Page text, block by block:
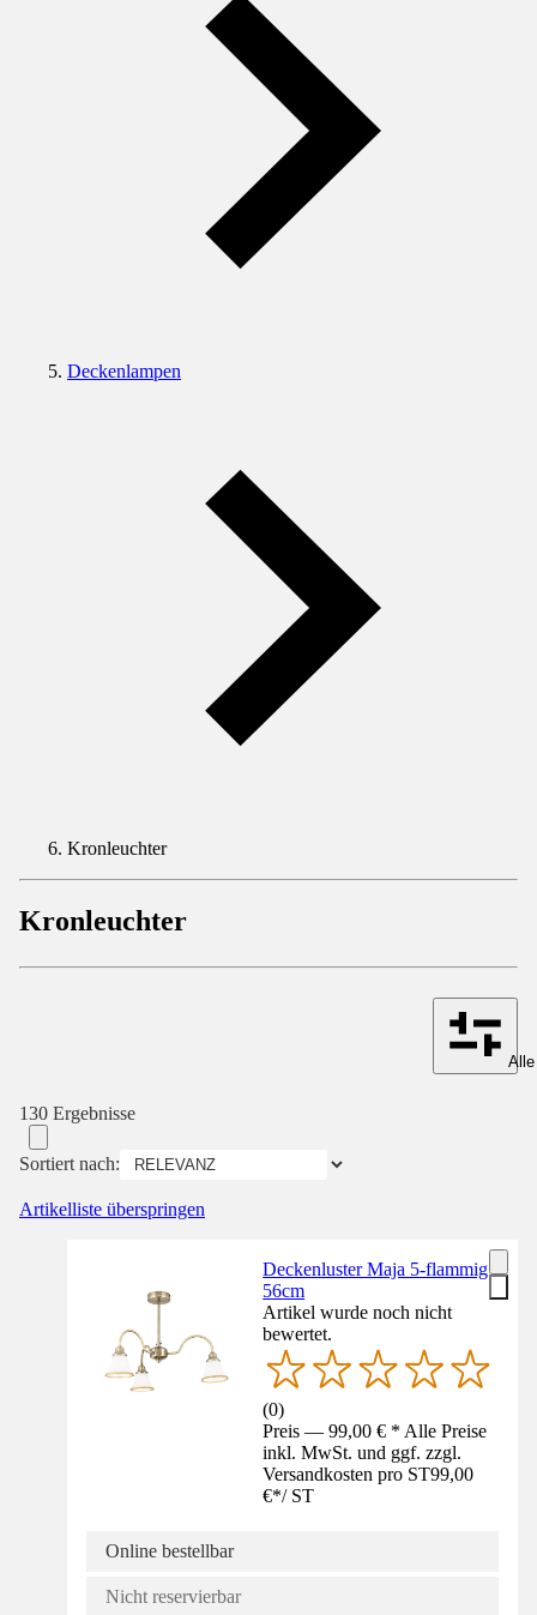
Deckenlampen
Kronleuchter
Kronleuchter
130 Ergebnisse
Sortiert nach:
Artikelliste überspringen
Deckenluster Maja 5-flammig
56cm
Artikel wurde noch nicht
bewertet.
(0)
Preis — 99,00 € * Alle Preise
inkl. MwSt. und ggf. zzgl.
Versandkosten pro ST99,00
€*/ ST
Online bestellbar
Nicht reservierbar